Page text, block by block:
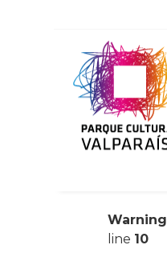
Warning
line 10